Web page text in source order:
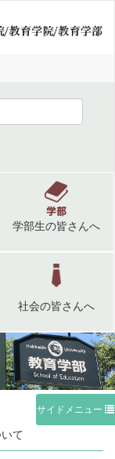
学部生の皆さんへ
社会の皆さんへ
サイドメニュー
て